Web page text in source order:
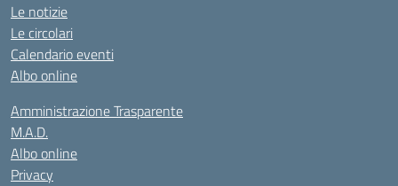
Le notizie
Le circolari
Calendario eventi
Albo online
Amministrazione Trasparente
M.A.D.
Albo online
Privacy